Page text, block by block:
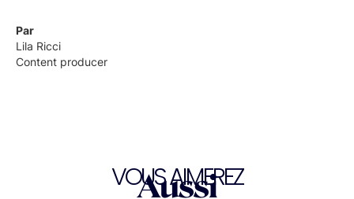
Par
Lila Ricci
Content producer
VOUS AIMEREZ
Aussi